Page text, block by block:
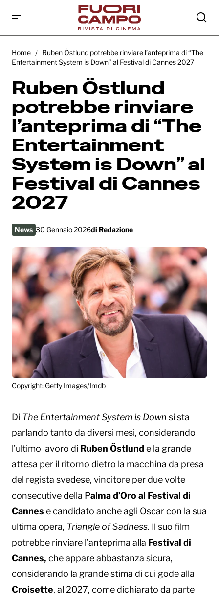
l’anteprima di “The Entertainment System
is Down” al Festival di Cannes 2027
Home
Ruben Östlund potrebbe rinviare l’anteprima di “The
Entertainment System is Down” al Festival di Cannes 2027
Ruben Östlund
potrebbe rinviare
l’anteprima di “The
Entertainment
System is Down” al
Festival di Cannes
2027
News 30 Gennaio 2026di Redazione
Copyright: Getty Images/Imdb
Di The Entertainment System is Down si sta
parlando tanto da diversi mesi, considerando
l’ultimo lavoro di Ruben Östlund e la grande
attesa per il ritorno dietro la macchina da presa
del regista svedese, vincitore per due volte
consecutive della Palma d’Oro al Festival di
Cannes e candidato anche agli Oscar con la sua
ultima opera, Triangle of Sadness. Il suo film
potrebbe rinviare l’anteprima alla Festival di
Cannes, che appare abbastanza sicura,
considerando la grande stima di cui gode alla
Croisette, al 2027, come dichiarato da parte